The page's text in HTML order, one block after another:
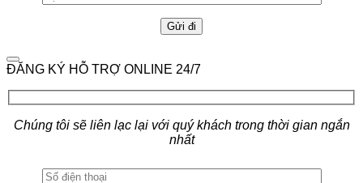
ĐĂNG KÝ HỖ TRỢ ONLINE 24/7
Chúng tôi sẽ liên lạc lại với quý khách trong thời gian ngắn
nhất